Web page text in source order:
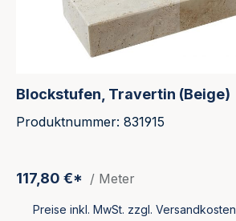
Blockstufen, Travertin (Beige)
Produktnummer: 831915
117,80 €* / Meter
Preise inkl. MwSt. zzgl. Versandkosten